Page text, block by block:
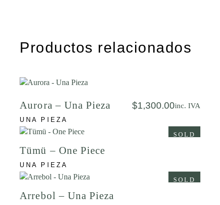
Productos relacionados
Aurora – Una Pieza
UNA PIEZA
$1,300.00inc. IVA
SOLD
Tümü – One Piece
UNA PIEZA
SOLD
Arrebol – Una Pieza